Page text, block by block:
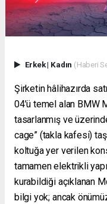
Erkek| Kadın (Haberi
Şirketin hâlihazırda
04’ü temel alan BMW
tasarlanmış ve
cage” (takla kafesi)
koltuğa yer verilen
tamamen elektrikli
kurabildiği açıklanan
bilgi yok; ancak